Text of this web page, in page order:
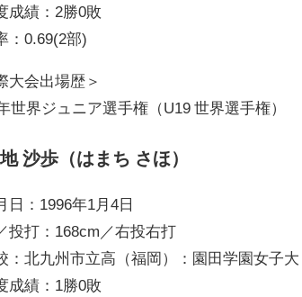
成績：2勝0敗
：0.69(2部)
大会出場歴＞
世界ジュニア選手権（U19 世界選手権）
沙歩（はまち さほ）
日：1996年1月4日
投打：168cm／右投右打
：北九州市立高（福岡）：園田学園女子大
成績：1勝0敗